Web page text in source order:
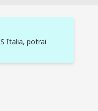
Italia, potrai